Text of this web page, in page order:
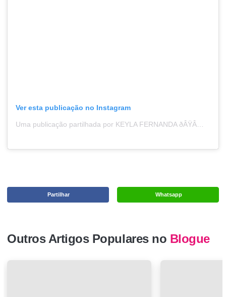
Ver esta publicação no Instagram
Uma publicação partilhada por KEYLA FERNANDA ðÂŸÂ™ÂŒâÂœÂˆï¸ÂðÂŸÂÂï¸ÂâÂ¤ï¸Â (@keyla1991correa)
Whatsapp
Partilhar
Outros Artigos Populares no Blogue